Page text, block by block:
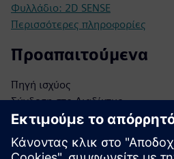
Φυλλάδιο: 2D SENSE
Περισσότερες πληροφορίες
Προαπαιτούμενα
Πηγή ισχύος
Σύνδεση στο Διαδίκτυο
Συμβατό λειτουργικό σύστημα
Ασφαλής αποθήκευση δεδομένων